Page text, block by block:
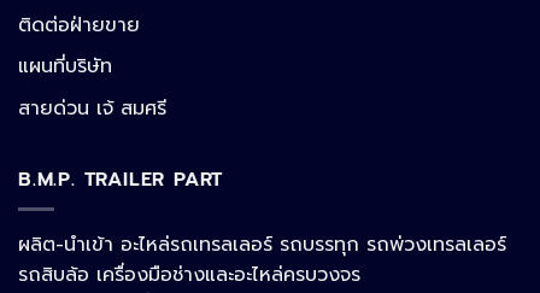
ติดต่อฝ่ายขาย
แผนที่บริษัท
สายด่วน เจ้ สมศรี
B.M.P. TRAILER PART
ผลิต-นำเข้า อะไหล่รถเทรลเลอร์ รถบรรทุก รถพ่วงเทรลเลอร์
รถสิบล้อ เครื่องมือช่างและอะไหล่ครบวงจร